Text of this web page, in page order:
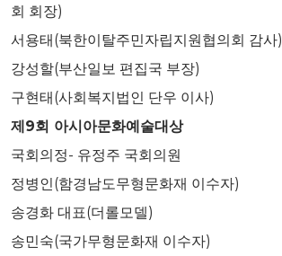
회 회장)
서용태(북한이탈주민자립지원협의회 감사)
강성할(부산일보 편집국 부장)
구현태(사회복지법인 단우 이사)
제9회 아시아문화예술대상
국회의정- 유정주 국회의원
정병인(함경남도무형문화재 이수자)
송경화 대표(더롤모델)
송민숙(국가무형문화재 이수자)